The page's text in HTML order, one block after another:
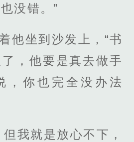
没错。”
他坐到沙发上，“书
，他要是真去做手
，你也完全没办法
我就是放心不下，